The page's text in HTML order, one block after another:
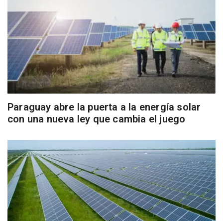
Paraguay abre la puerta a la energía solar
con una nueva ley que cambia el juego